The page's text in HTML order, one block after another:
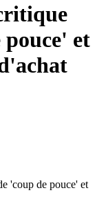
pouce' et
'coup de pouce' et